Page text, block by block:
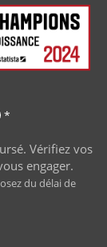
*
Vérifiez vos
engager.
du délai de